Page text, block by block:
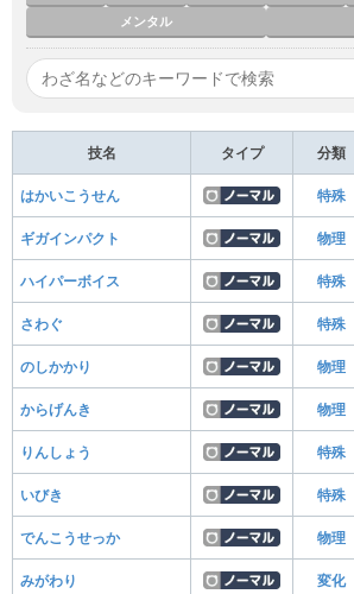
メンタル
技名 タイプ 分類
はかいこうせん 特殊
ギガインパクト 物理
ハイパーボイス 特殊
さわぐ 特殊
のしかかり 物理
からげんき 物理
りんしょう 特殊
いびき 特殊
でんこうせっか 物理
みがわり 変化